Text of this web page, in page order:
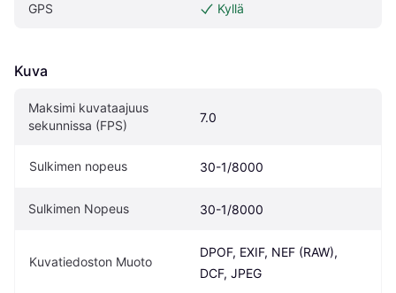
GPS Kyllä
Kuva
Maksimi kuvataajuus
sekunnissa (FPS)
7.0
Sulkimen nopeus 30-1/8000
Sulkimen Nopeus 30-1/8000
Kuvatiedoston Muoto
DPOF, EXIF, NEF (RAW),
DCF, JPEG